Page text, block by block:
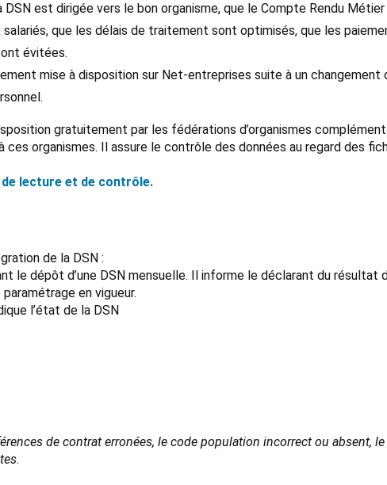
est dirigée vers le bon organisme, que le Compte Rendu
que les délais de traitement sont optimisés, que les
évitées.
mise à disposition sur Net-entreprises suite à un changement
gratuitement par les fédérations d’organismes
organismes. Il assure le contrôle des données au regard des
de lecture et de contrôle.
de la DSN :
le dépôt d’une DSN mensuelle. Il informe le déclarant du résultat
en vigueur.
l’état de la DSN
de contrat erronées, le code population incorrect ou absent, le
.